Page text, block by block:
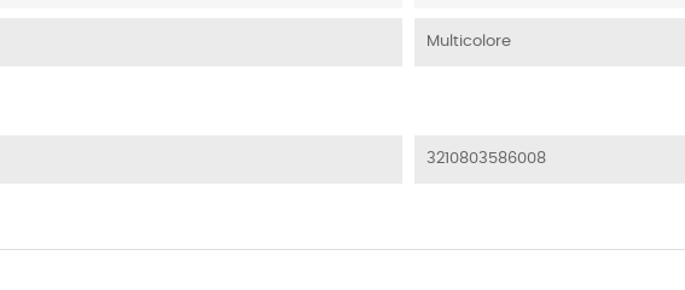
Multicolore
3210803586008